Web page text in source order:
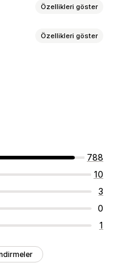
Özellikleri göster
Özellikleri göster
indirimler
788
10
3
0
1